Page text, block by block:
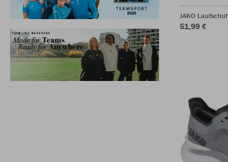
JAKO
51,99 €